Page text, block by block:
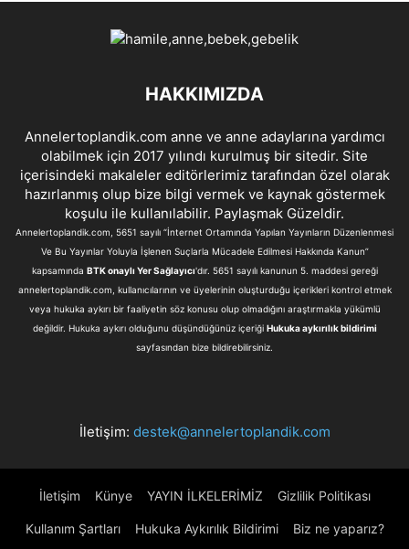
HAKKIMIZDA
Annelertoplandik.com anne ve anne adaylarına yardımcı
olabilmek için 2017 yılındı kurulmuş bir sitedir. Site
içerisindeki makaleler editörlerimiz tarafından özel olarak
hazırlanmış olup bize bilgi vermek ve kaynak göstermek
koşulu ile kullanılabilir. Paylaşmak Güzeldir.
Annelertoplandik.com, 5651 sayılı “İnternet Ortamında Yapılan Yayınların Düzenlenmesi
Ve Bu Yayınlar Yoluyla İşlenen Suçlarla Mücadele Edilmesi Hakkında Kanun”
kapsamında BTK onaylı Yer Sağlayıcı'dır. 5651 sayılı kanunun 5. maddesi gereği
annelertoplandik.com, kullanıcılarının ve üyelerinin oluşturduğu içerikleri kontrol etmek
veya hukuka aykırı bir faaliyetin söz konusu olup olmadığını araştırmakla yükümlü
değildir. Hukuka aykırı olduğunu düşündüğünüz içeriği Hukuka aykırılık bildirimi
sayfasından bize bildirebilirsiniz.
İletişim: destek@annelertoplandik.com
İletişim Künye YAYIN İLKELERİMİZ Gizlilik Politikası
Kullanım Şartları Hukuka Aykırılık Bildirimi Biz ne yaparız?